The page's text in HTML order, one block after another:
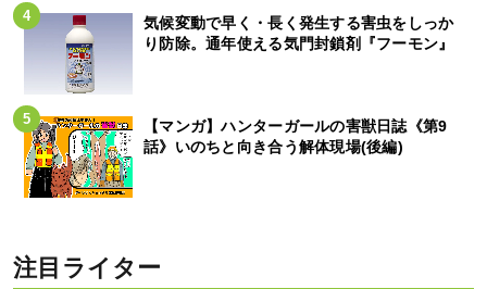
気候変動で早く・長く発生する害虫をしっか
り防除。通年使える気門封鎖剤『フーモン』
【マンガ】ハンターガールの害獣日誌《第9
話》いのちと向き合う解体現場(後編)
注目ライター